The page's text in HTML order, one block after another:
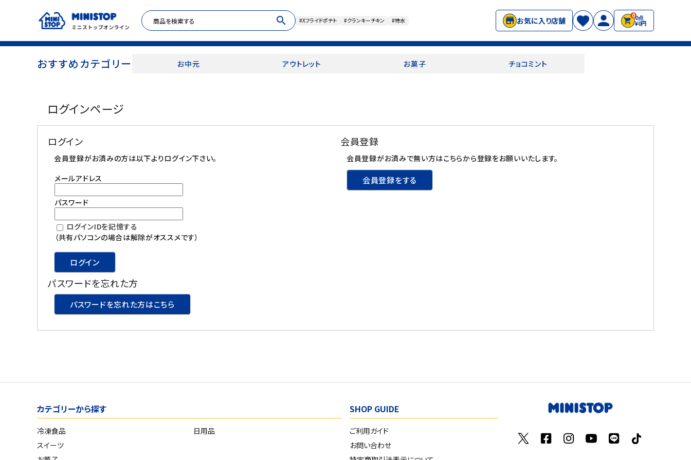
search #Xフライドポテト #クランキーチキン #特水 お気に入り店舗
00点
¥0円
おすすめカテゴリー お中元 アウトレット お菓子 チョコミント
ログイン person 新規登録
カテゴリから探す
冷凍食品
スイーツ
日用品
セール
フードロス
ペット用品
ログインページ
ログイン
会員登録がお済みの方は以下よりログイン下さい。
メールアドレス
パスワード
ログインIDを記憶する
（共有パソコンの場合は解除がオススメです）
ログイン
パスワードを忘れた方
パスワードを忘れた方はこちら
会員登録
会員登録がお済みで無い方はこちらから登録をお願いいたします。
会員登録をする
カテゴリーから探す
冷凍食品
スイーツ
日用品
SHOP GUIDE
ご利用ガイド
お問い合わせ